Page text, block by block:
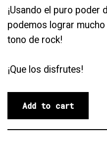
¡Usando el puro poder
podemos lograr
tono de rock!
¡Que los disfrutes!
Add to cart